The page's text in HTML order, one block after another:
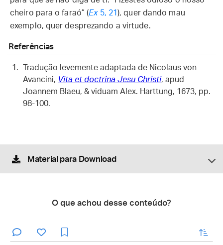
cheiro para o faraó” (Ex5, 21), quer dando mau
exemplo, quer desprezando a virtude.
Referências
Tradução levemente adaptada de Nicolaus von
Avancini, Vita et doctrina Jesu Christi, apud
Joannem Blaeu, & viduam Alex. Harttung, 1673, pp.
98-100.
Material para Download
O que achou desse conteúdo?
enviar